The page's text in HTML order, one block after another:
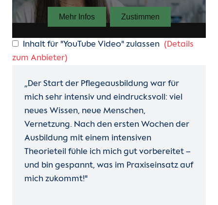
„Der Start der Pflegeausbildung war für
mich sehr intensiv und eindrucksvoll: viel
neues Wissen, neue Menschen,
Vernetzung. Nach den ersten Wochen der
Ausbildung mit einem intensiven
Theorieteil fühle ich mich gut vorbereitet –
und bin gespannt, was im Praxiseinsatz auf
mich zukommt!"
Inhalt für "YouTube Video" zulassen (Details
zum Anbieter)